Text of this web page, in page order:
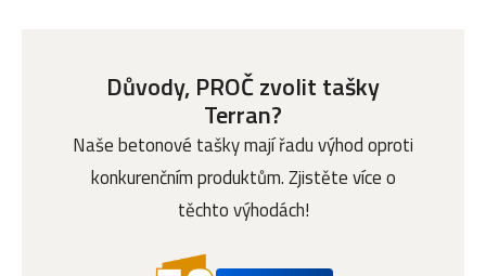
Důvody, PROČ zvolit tašky
Terran?
Naše betonové tašky mají řadu výhod oproti
konkurenčním produktům. Zjistěte více o
těchto výhodách!